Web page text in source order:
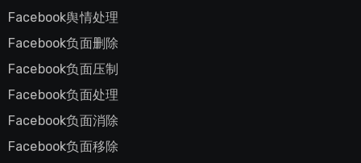
Facebook舆情处理
Facebook负面删除
Facebook负面压制
Facebook负面处理
Facebook负面消除
Facebook负面移除